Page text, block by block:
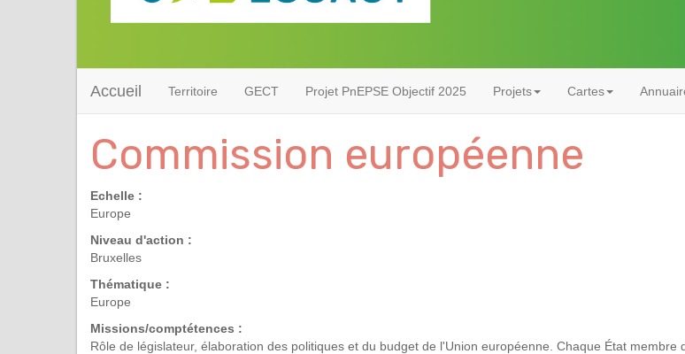
Accueil Territoire GECT Projet PnEPSE Objectif 2025 Projets Cartes
Commission européenne
Echelle :
Europe
Niveau d'action :
Bruxelles
Thématique :
Europe
Missions/comptétences :
Rôle de législateur, élaboration des politiques et du budget de l'Union européenne. Chaque État